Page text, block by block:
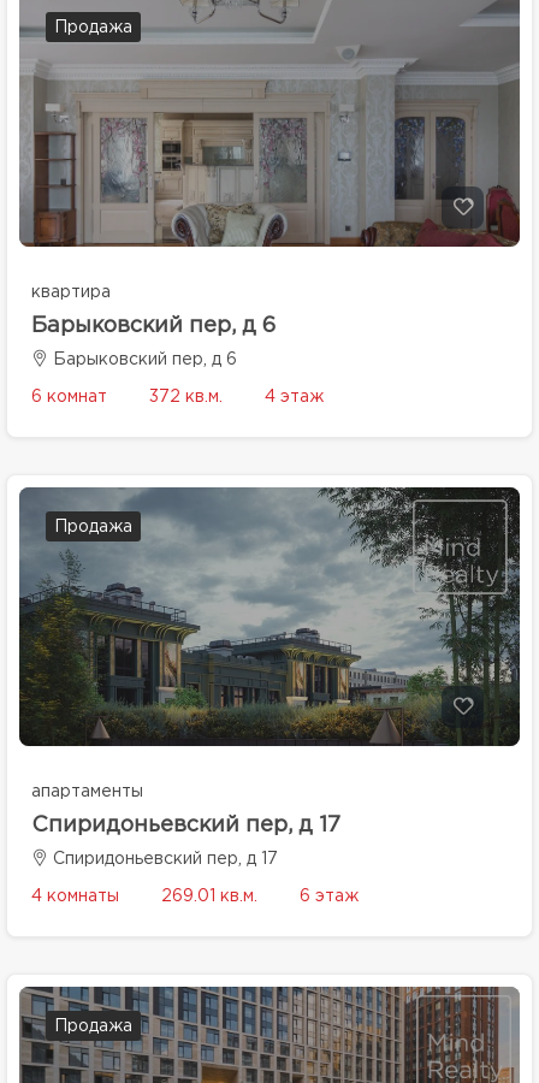
Продажа
квартира
Барыковский пер, д 6
Барыковский пер, д 6
6 комнат 372 кв.м. 4 этаж
Продажа
апартаменты
Спиридоньевский пер, д 17
Спиридоньевский пер, д 17
4 комнаты 269.01 кв.м. 6 этаж
Продажа